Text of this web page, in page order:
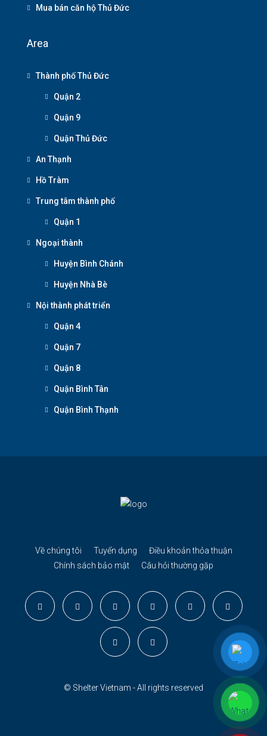
Mua bán căn hộ Thủ Đức
Area
Thành phố Thủ Đức
Quận 2
Quận 9
Quận Thủ Đức
An Thạnh
Hồ Tràm
Trung tâm thành phố
Quận 1
Ngoại thành
Huyện Bình Chánh
Huyện Nhà Bè
Nội thành phát triển
Quận 4
Quận 7
Quận 8
Quận Bình Tân
Quận Bình Thạnh
Về chúng tôi Tuyển dụng
Điều khoản thỏa thuận
Chính sách bảo mật
Câu hỏi thường gặp
© Shelter Vietnam - All rights reserved